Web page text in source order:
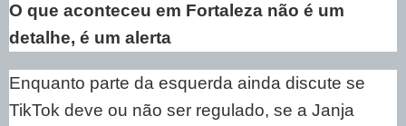
O que aconteceu em Fortaleza não é um
detalhe, é um alerta
Enquanto parte da esquerda ainda discute se
TikTok deve ou não ser regulado, se a Janja